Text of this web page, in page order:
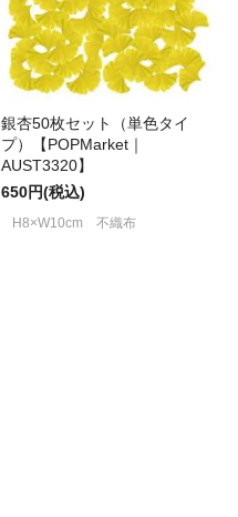
銀杏50枚セット（単色タイ
プ）【POPMarket｜
AUST3320】
650円(税込)
H8×W10cm 不織布